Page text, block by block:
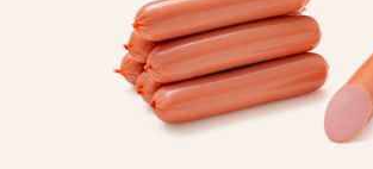
Напишите нам
Мы открыты для любых вопросов и
Подпишитесь на новости
Мы будем присылать вам только